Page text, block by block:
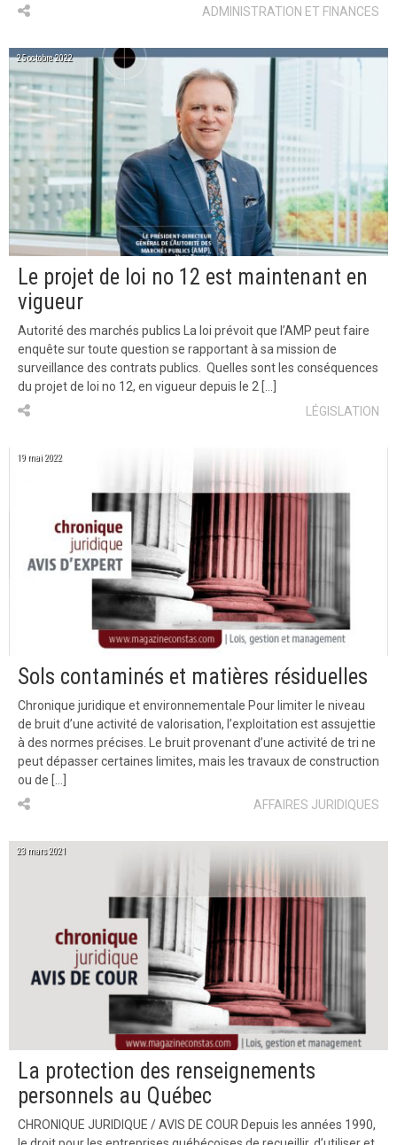
ADMINISTRATION ET FINANCES
25 octobre 2022
Le projet de loi no 12 est maintenant en
vigueur
Autorité des marchés publics La loi prévoit que l’AMP peut faire
enquête sur toute question se rapportant à sa mission de
surveillance des contrats publics. Quelles sont les conséquences
du projet de loi no 12, en vigueur depuis le 2 […]
LÉGISLATION
19 mai 2022
Sols contaminés et matières résiduelles
Chronique juridique et environnementale Pour limiter le niveau
de bruit d’une activité de valorisation, l’exploitation est assujettie
à des normes précises. Le bruit provenant d’une activité de tri ne
peut dépasser certaines limites, mais les travaux de construction
ou de […]
AFFAIRES JURIDIQUES
23 mars 2021
La protection des renseignements
personnels au Québec
CHRONIQUE JURIDIQUE / AVIS DE COUR Depuis les années 1990,